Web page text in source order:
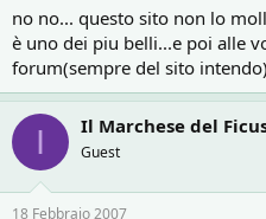
no no... questo sito non lo
è uno dei piu belli...e poi alle
forum(sempre del sito intendo)
I Il Marchese del
Guest
18 Febbraio 2007